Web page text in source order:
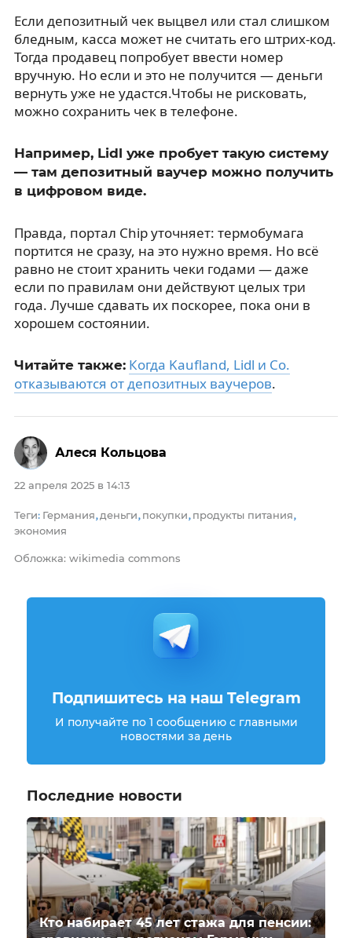
Если депозитный чек выцвел или стал слишком
бледным, касса может не считать его штрих-код.
Тогда продавец попробует ввести номер
вручную. Но если и это не получится — деньги
вернуть уже не удастся.Чтобы не рисковать,
можно сохранить чек в телефоне.
Например, Lidl уже пробует такую систему
— там депозитный ваучер можно получить
в цифровом виде.
Правда, портал Chip уточняет: термобумага
портится не сразу, на это нужно время. Но всё
равно не стоит хранить чеки годами — даже
если по правилам они действуют целых три
года. Лучше сдавать их поскорее, пока они в
хорошем состоянии.
Читайте также: Когда Kaufland, Lidl и Co.
отказываются от депозитных ваучеров.
22 апреля 2025 в 14:13
Теги: Германия, деньги, покупки, продукты питания,
экономия
Обложка: wikimedia commons
Алеся Кольцова
Подпишитесь на наш Telegram
И получайте по 1 сообщению с главными
новостями за день
Последние новости
Кто набирает 45 лет стажа для пенсии: